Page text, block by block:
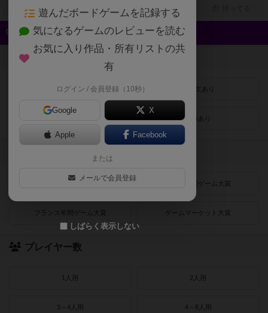
興味あり 経験あり お気に入り
クイック検索
登録状況
最近登録された順 紹介文あり
画像あり
ドイツゲーム大賞 ドイツ年間ゲーム大賞
フランス年間ゲーム大賞 ゲームマーケット大賞
プレイヤー数
1人用 2人用
3～4人用 4～8人用
遊んだボードゲームを記録する
気になるゲームのレビューを読む
お気に入り作品・所有リストの共
有
ログイン / 会員登録（10秒）
Google X
Apple Facebook
または
メールで会員登録
しばらく表示しない